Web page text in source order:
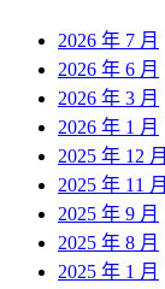
2026 年 7 月
2026 年 6 月
2026 年 3 月
2026 年 1 月
2025 年 12 月
2025 年 11 月
2025 年 9 月
2025 年 8 月
2025 年 1 月